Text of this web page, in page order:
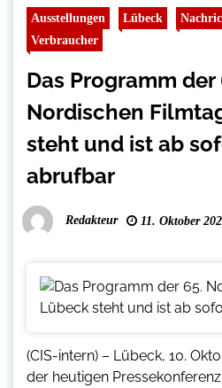
Ausstellungen Lübeck
Verbraucher
Das Programm der
Nordischen
steht und ist ab
abrufbar
Redakteur 11. Oktober
(CIS-intern) – Lübeck, 10.
der heutigen